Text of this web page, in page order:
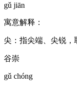
gǔ jiān
寓意解释：
尖：指尖端、尖锐，
谷崇
gǔ chóng